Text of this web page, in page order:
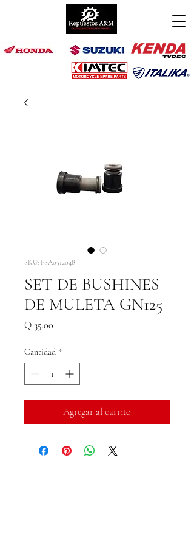
SKU: PSA0512048
SET DE BUSHINES
DE MULETA GN125
Q 35.00
Cantidad *
Agregar al carrito